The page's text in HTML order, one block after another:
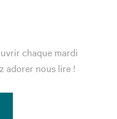
chaque mardi
adorer nous lire !